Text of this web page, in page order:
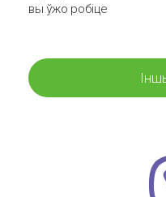
вы ўжо робіце